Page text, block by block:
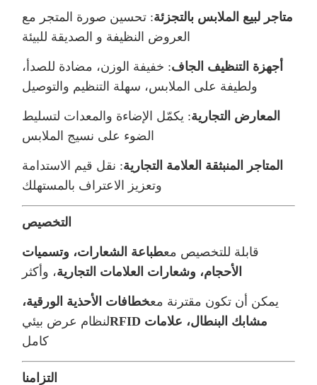
متاجر لبيع الملابس بالتجزئة: تحسين صورة المتجر مع
العروض النظيفة و الصديقة للبيئة
أجهزة التنظيف الجاف: خفيفة الوزن، مضادة للصدأ،
ولطيفة على الملابس، سهلة التنظيم والتوصيل
المعارض التجارية: يكمّل الإضاءة والمعدات لتسليط
الضوء على نسيج الملابس
المتاجر المنبثقة العلامة التجارية: نقل قيم الاستدامة
وتعزيز الاعتراف بالمستهلك
التخصيص
قابلة للتخصيص معطباعة الشعارات، وتسميات
الأحجام، وشعارات العلامات التجارية، وأكثر
يمكن أن تكون مقترنة معخطافات الأحذية الورقية،
مشابك البنطال، علامات RFID
لنظام عرض بيئي
كامل
التزامنا